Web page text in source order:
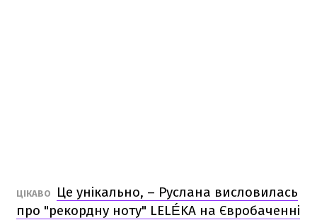
ЦІКАВО
Це унікально, – Руслана висловилась
про "рекордну ноту" LELÉKA на Євробаченні